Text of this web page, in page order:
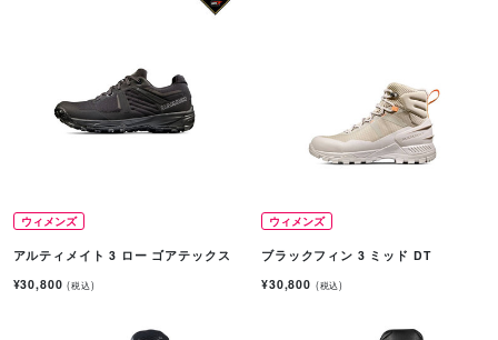
ウィメンズ
アルティメイト 3 ロー ゴアテックス
¥30,800(税込)
ウィメンズ
ブラックフィン 3 ミッド DT
¥30,800 (税込)